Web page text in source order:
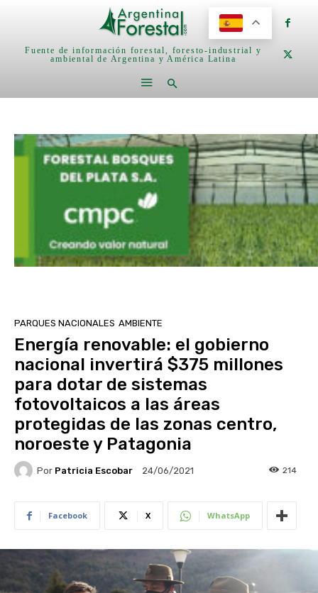
Fuente de información forestal, foresto-industrial y
ambiental de Argentina y América Latina
PARQUES NACIONALES AMBIENTE
Energía renovable: el gobierno
nacional invertirá $375 millones
para dotar de sistemas
fotovoltaicos a las áreas
protegidas de las zonas centro,
noroeste y Patagonia
Por Patricia Escobar 24/06/2021 214
Facebook X WhatsApp